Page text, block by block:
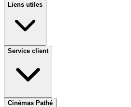
Liens utiles
Service client
Cinémas Pathé